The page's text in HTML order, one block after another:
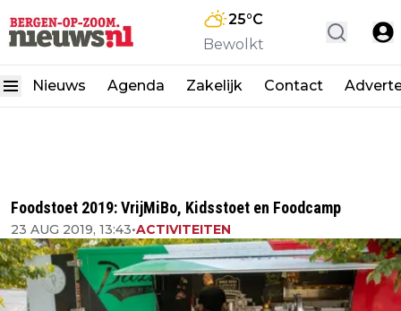
25°C
Bewolkt
Nieuws Agenda Zakelijk Contact
Foodstoet 2019: VrijMiBo, Kidsstoet en Foodcamp
23 AUG 2019, 13:43•ACTIVITEITEN